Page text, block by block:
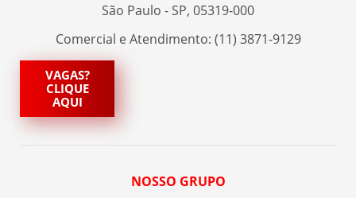
São Paulo - SP, 05319-000
Comercial e Atendimento: (11) 3871-9129
VAGAS?
CLIQUE
AQUI
NOSSO GRUPO